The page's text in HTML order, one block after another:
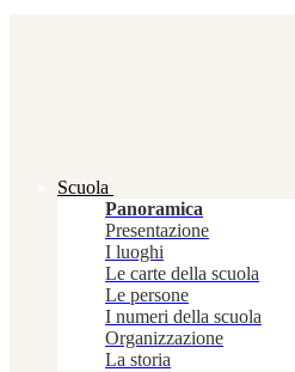
Scuola
Panoramica
Presentazione
I luoghi
Le carte della scuola
Le persone
I numeri della scuola
Organizzazione
La storia